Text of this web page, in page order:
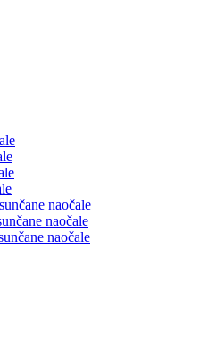
naočale
naočale
naočale